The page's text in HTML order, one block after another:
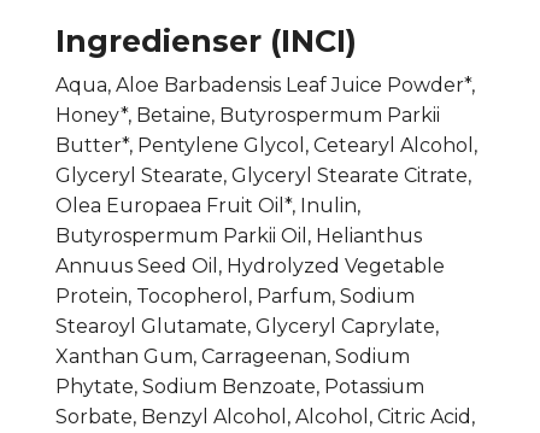
Ingredienser (INCI)
Aqua, Aloe Barbadensis Leaf Juice Powder*,
Honey*, Betaine, Butyrospermum Parkii
Butter*, Pentylene Glycol, Cetearyl Alcohol,
Glyceryl Stearate, Glyceryl Stearate Citrate,
Olea Europaea Fruit Oil*, Inulin,
Butyrospermum Parkii Oil, Helianthus
Annuus Seed Oil, Hydrolyzed Vegetable
Protein, Tocopherol, Parfum, Sodium
Stearoyl Glutamate, Glyceryl Caprylate,
Xanthan Gum, Carrageenan, Sodium
Phytate, Sodium Benzoate, Potassium
Sorbate, Benzyl Alcohol, Alcohol, Citric Acid,